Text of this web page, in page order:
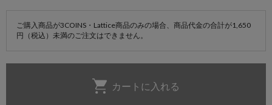
ご購入商品が3COINS・Lattice商品のみの場合、商品代金の合計が1,650
円（税込）未満のご注文はできません。